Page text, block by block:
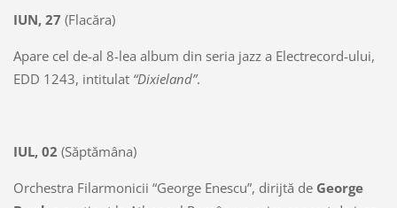
IUN, 27 (Flacăra)
Apare cel de-al 8-lea album din seria jazz a Electrecord-ului,
EDD 1243, intitulat “Dixieland”.
IUL, 02 (Săptămâna)
Orchestra Filarmonicii “George Enescu”, dirijtă de George